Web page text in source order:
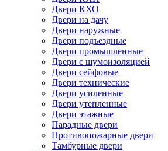
Двери КХО
Двери на дачу
Двери наружные
Двери подъездные
Двери промышленные
Двери с шумоизоляцией
Двери сейфовые
Двери технические
Двери усиленные
Двери утепленные
Двери этажные
Парадные двери
Противопожарные двери
Тамбурные двери